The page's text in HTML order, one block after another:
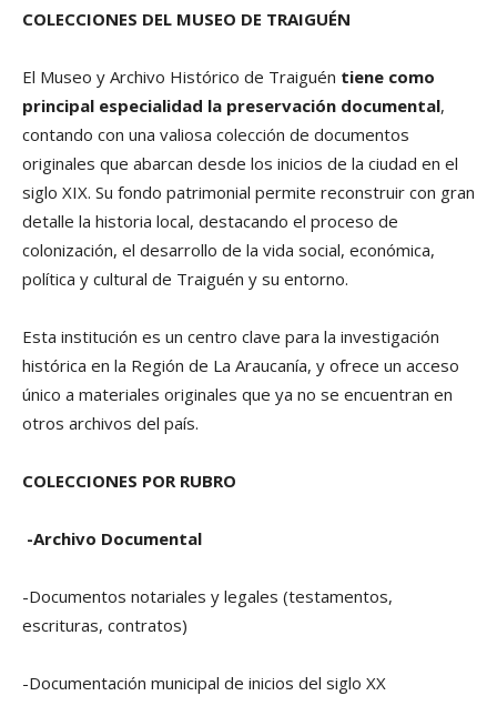
COLECCIONES DEL MUSEO DE TRAIGUÉN
El Museo y Archivo Histórico de Traiguén tiene como
principal especialidad la preservación documental,
contando con una valiosa colección de documentos
originales que abarcan desde los inicios de la ciudad en el
siglo XIX. Su fondo patrimonial permite reconstruir con gran
detalle la historia local, destacando el proceso de
colonización, el desarrollo de la vida social, económica,
política y cultural de Traiguén y su entorno.
Esta institución es un centro clave para la investigación
histórica en la Región de La Araucanía, y ofrece un acceso
único a materiales originales que ya no se encuentran en
otros archivos del país.
COLECCIONES POR RUBRO
-Archivo Documental
-Documentos notariales y legales (testamentos,
escrituras, contratos)
-Documentación municipal de inicios del siglo XX